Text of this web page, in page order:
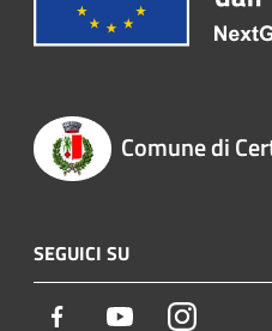
Comune di
SEGUICI SU
Facebook YoutubeInstagram